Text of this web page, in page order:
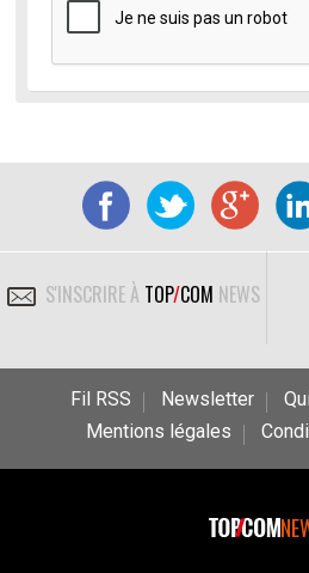
S'INSCRIRE À TOP/COM NEWS
Fil RSS Newsletter
Mentions légales